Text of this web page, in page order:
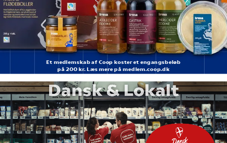
Et medlemskab af Coop koster et engangsbeløb
på 200 kr. Læs mere på medlem.coop.dk